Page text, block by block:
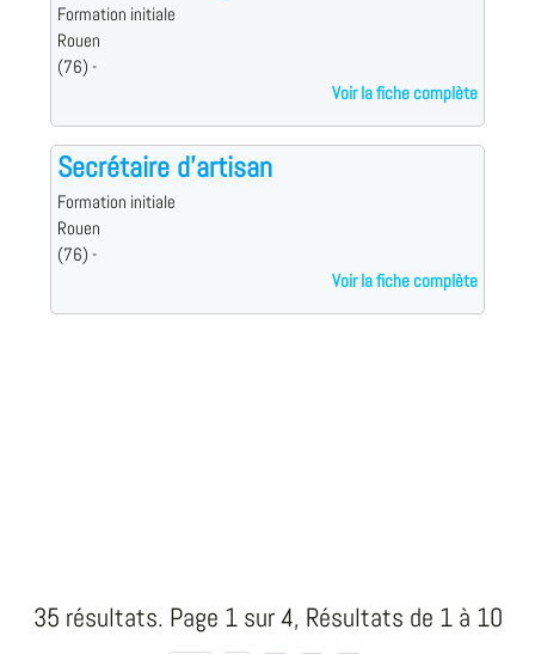
Formation initiale
Rouen
(76) -
Voir la fiche complète
Secrétaire d'artisan
Formation initiale
Rouen
(76) -
Voir la fiche complète
35 résultats. Page 1 sur 4, Résultats de 1 à 10